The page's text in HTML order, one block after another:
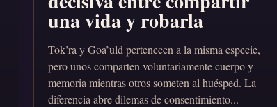
una vida y robarla
Tok’ra y Goa’uld pertenecen a la misma especie,
pero unos comparten voluntariamente cuerpo y
memoria mientras otros someten al huésped. La
diferencia abre dilemas de consentimiento...